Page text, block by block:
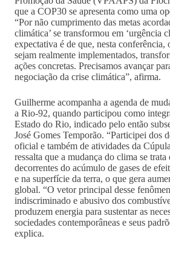
que a COP30 se apresenta como uma
“Por não cumprimento das metas
climática’ se transformou em ‘urgência
expectativa é de que, nesta conferência,
sejam realmente implementados,
ações concretas. Precisamos avançar
negociação da crise climática”, afirma.
Guilherme acompanha a agenda de
a Rio-92, quando participou como
Estado do Rio, indicado pelo então
José Gomes Temporão. “Participei dos
oficial e também de atividades da
ressalta que a mudança do clima se trata
decorrentes do acúmulo de gases de
e na superfície da terra, o que gera
global. “O vetor principal desse
indiscriminado e abusivo dos
produzem energia para sustentar as
sociedades contemporâneas e seus
explica.